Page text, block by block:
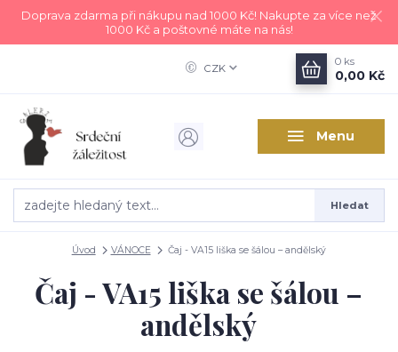
Doprava zdarma při nákupu nad 1000 Kč! Nakupte za více než
1000 Kč a poštovné máte na nás!
Menu
CZK
Hledat
0 ks
0,00 Kč
Úvod VÁNOCE Čaj - VA15 liška se šálou – andělský
Čaj - VA15 liška se šálou –
andělský